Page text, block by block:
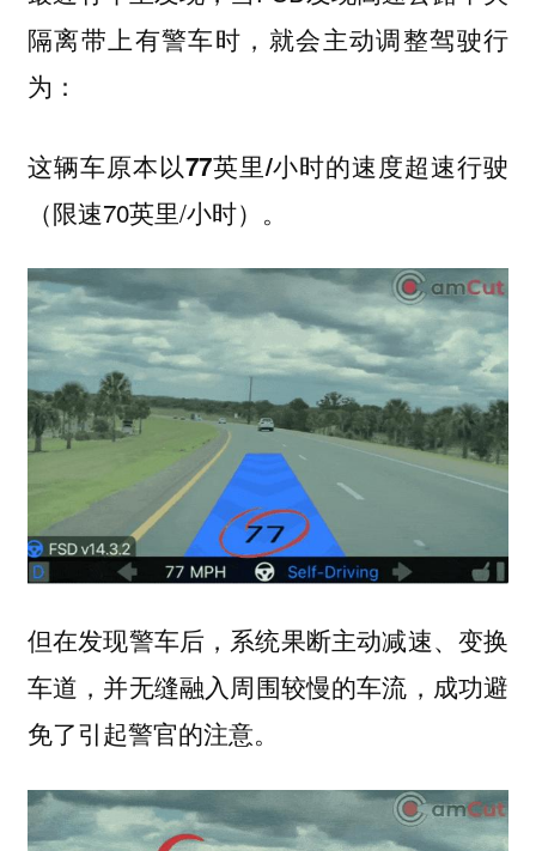
隔离带上有警车时，就会主动调整驾驶行
为：
这辆车原本以77英里/小时的速度超速行驶
（限速70英里/小时）。
但在发现警车后，系统果断主动减速、变换
车道 ，并无缝融入周围较慢的车流，成功避
免了引起警官的注意。